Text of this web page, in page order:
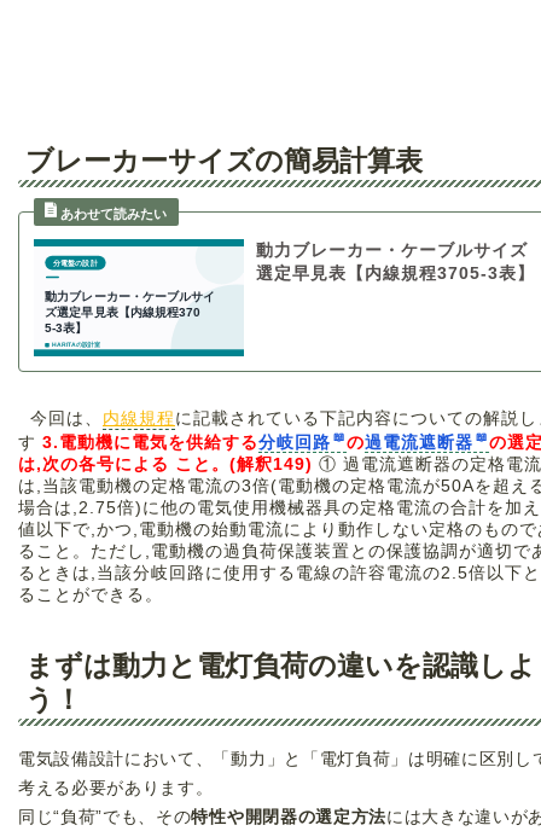
ブレーカーサイズの簡易計算表
動力ブレーカー・ケーブルサイズ
選定早見表【内線規程3705-3表】
今回は、 内線規程 に記載されている下記内容についての解説し
す 3.電動機に電気を供給する分岐回路 の過電流遮断器
の選
は,次の各号による こと。(解釈149) ① 過電流遮断器の定格電流
は,当該電動機の定格電流の3倍(電動機の定格電流が50Aを超え
場合は,2.75倍)に他の電気使用機械器具の定格電流の合計を加
値以下で,かつ,電動機の始動電流により動作しない定格のもので
ること。ただし,電動機の過負荷保護装置との保護協調が適切で
るときは,当該分岐回路に使用する電線の許容電流の2.5倍以下
ることができる。
まずは動力と電灯負荷の違いを認識しよ
う！
電気設備設計において、「動力」と「電灯負荷」は明確に区別し
考える必要があります。
同じ“負荷”でも、その特性や開閉器の選定方法には大きな違いが